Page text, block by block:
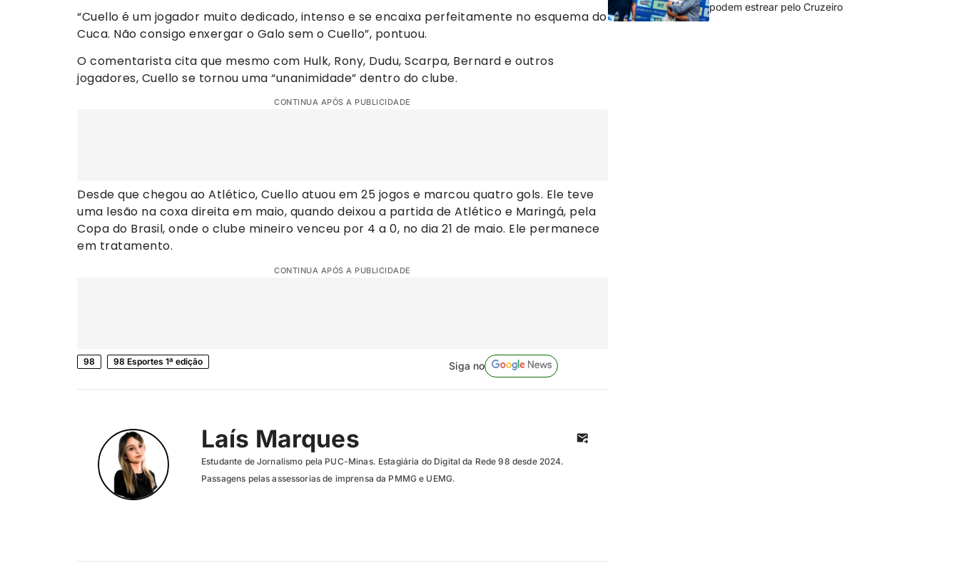
“Cuello é um jogador muito dedicado, intenso e se encaixa perfeitamente no esquema do
Cuca. Não consigo enxergar o Galo sem o Cuello”, pontuou.
O comentarista cita que mesmo com Hulk, Rony, Dudu, Scarpa, Bernard e outros
jogadores, Cuello se tornou uma “unanimidade” dentro do clube.
CONTINUA APÓS A PUBLICIDADE
Desde que chegou ao Atlético, Cuello atuou em 25 jogos e marcou quatro gols. Ele teve
uma lesão na coxa direita em maio, quando deixou a partida de Atlético e Maringá, pela
Copa do Brasil, onde o clube mineiro venceu por 4 a 0, no dia 21 de maio. Ele permanece
em tratamento.
CONTINUA APÓS A PUBLICIDADE
98 98 Esportes 1ª edição Siga no
Laís Marques
Estudante de Jornalismo pela PUC-Minas. Estagiária do Digital da Rede 98 desde 2024.
Passagens pelas assessorias de imprensa da PMMG e UEMG.
podem estrear pelo Cruzeiro